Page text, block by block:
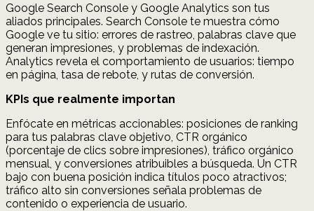
Google Search Console y Google Analytics son tus
aliados principales. Search Console te muestra cómo
Google ve tu sitio: errores de rastreo, palabras clave que
generan impresiones, y problemas de indexación.
Analytics revela el comportamiento de usuarios: tiempo
en página, tasa de rebote, y rutas de conversión.
KPIs que realmente importan
Enfócate en métricas accionables: posiciones de ranking
para tus palabras clave objetivo, CTR orgánico
(porcentaje de clics sobre impresiones), tráfico orgánico
mensual, y conversiones atribuibles a búsqueda. Un CTR
bajo con buena posición indica títulos poco atractivos;
tráfico alto sin conversiones señala problemas de
contenido o experiencia de usuario.